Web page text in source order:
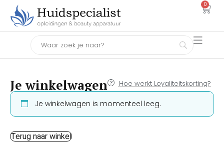
0
Je winkelwagen Hoe werkt Loyaliteitskorting?
Je winkelwagen is momenteel leeg.
Terug naar winkel